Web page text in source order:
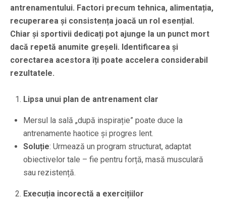
antrenamentului. Factori precum tehnica, alimentația,
recuperarea și consistența joacă un rol esențial.
Chiar și sportivii dedicați pot ajunge la un punct mort
dacă repetă anumite greșeli. Identificarea și
corectarea acestora îți poate accelera considerabil
rezultatele.
Lipsa unui plan de antrenament clar
Mersul la sală „după inspirație” poate duce la
antrenamente haotice și progres lent.
Soluție: Urmează un program structurat, adaptat
obiectivelor tale – fie pentru forță, masă musculară
sau rezistență.
Execuția incorectă a exercițiilor